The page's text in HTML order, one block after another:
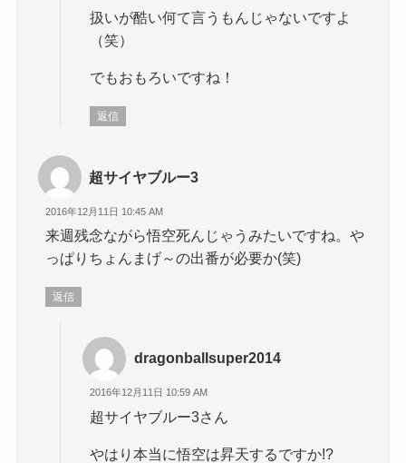
扱いが酷い何て言うもんじゃないですよ
（笑）
でもおもろいですね！
返信
超サイヤブルー3
2016年12月11日 10:45 AM
来週残念ながら悟空死んじゃうみたいですね。や
っぱりちょんまげ～の出番が必要か(笑)
返信
dragonballsuper2014
2016年12月11日 10:59 AM
超サイヤブルー3さん
やはり本当に悟空は昇天するですか!?